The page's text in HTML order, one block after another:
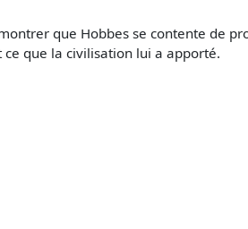
que Hobbes se contente de
que la civilisation lui a apporté.